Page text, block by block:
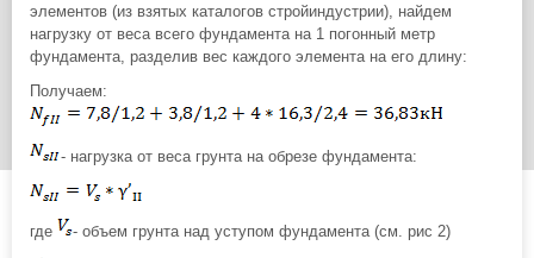
элементов (из взятых каталогов стройиндустрии), найдем
нагрузку от веса всего фундамента на 1 погонный метр
фундамента, разделив вес каждого элемента на его длину:
Получаем:
- нагрузка от веса грунта на обрезе фундамента:
где - объем грунта над уступом фундамента (см. рис 2)